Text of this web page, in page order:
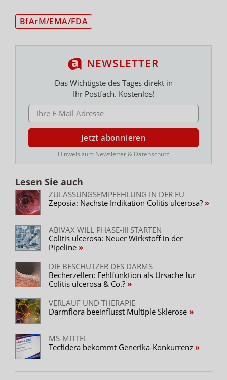
BfArM/EMA/FDA
NEWSLETTER
Das Wichtigste des Tages direkt in
Ihr Postfach. Kostenlos!
E-MAIL ADRESSE
Jetzt abonnieren
Hinweis zum Newsletter & Datenschutz
Lesen Sie auch
ZULASSUNGSEMPFEHLUNG IN DER EU
Zeposia: Nächste Indikation Colitis ulcerosa?
ABIVAX WILL PHASE-III STARTEN
Colitis ulcerosa: Neuer Wirkstoff in der
Pipeline
DIE BESCHÜTZER DES DARMS
Becherzellen: Fehlfunktion als Ursache für
Colitis ulcerosa & Co.?
VERLAUF UND THERAPIE
Darmflora beeinflusst Multiple Sklerose
MS-MITTEL
Tecfidera bekommt Generika-Konkurrenz